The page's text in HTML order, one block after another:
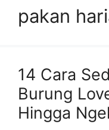
pakan
14 Cara
Burung
Hingga